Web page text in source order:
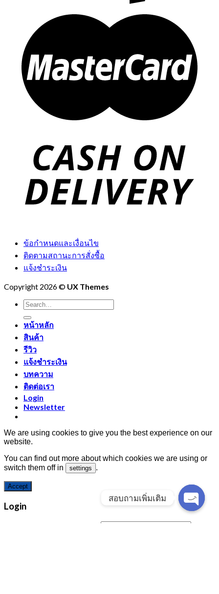
ข้อกำหนดและเงื่อนไข
ติดตามสถานะการสั่งซื้อ
แจ้งชำระเงิน
Copyright 2026 © UX Themes
Search
for:
หน้าหลัก
สินค้า
รีวิว
แจ้งชำระเงิน
บทความ
ติดต่อเรา
Login
Newsletter
We are using cookies to give you the best experience on our
website.
You can find out more about which cookies we are using or
switch them off in
settings .
Accept
Login
สอบถามเพิ่มเติม
Open